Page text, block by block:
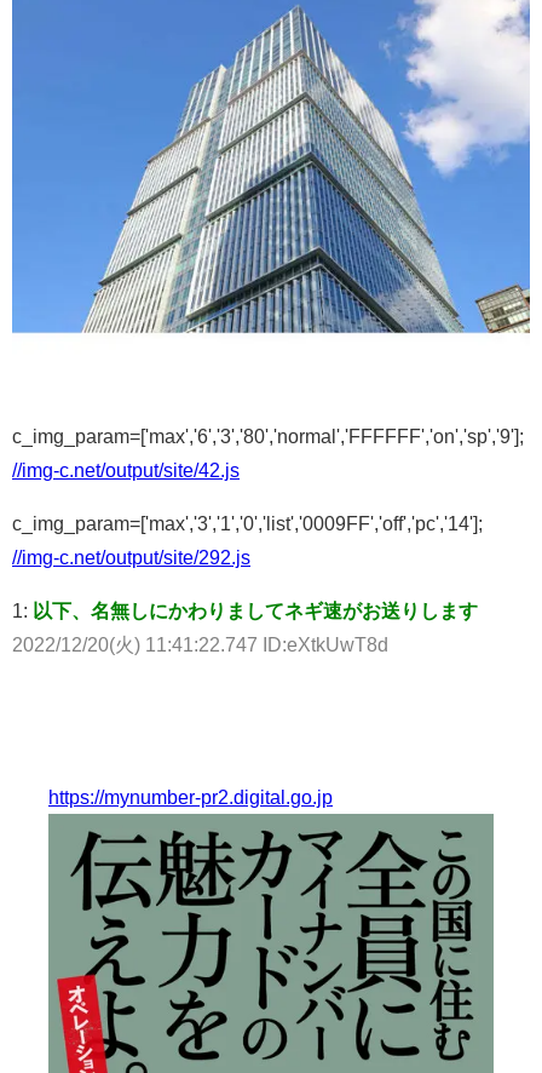
c_img_param=['max','6','3','80','normal','FFFFFF','on','sp','9'];
//img-c.net/output/site/42.js
c_img_param=['max','3','1','0','list','0009FF','off','pc','14'];
//img-c.net/output/site/292.js
1: 以下、名無しにかわりましてネギ速がお送りします
2022/12/20(火) 11:41:22.747 ID:eXtkUwT8d
https://mynumber-pr2.digital.go.jp